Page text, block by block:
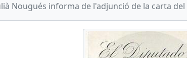
Nougués informa de l'adjunció de la carta